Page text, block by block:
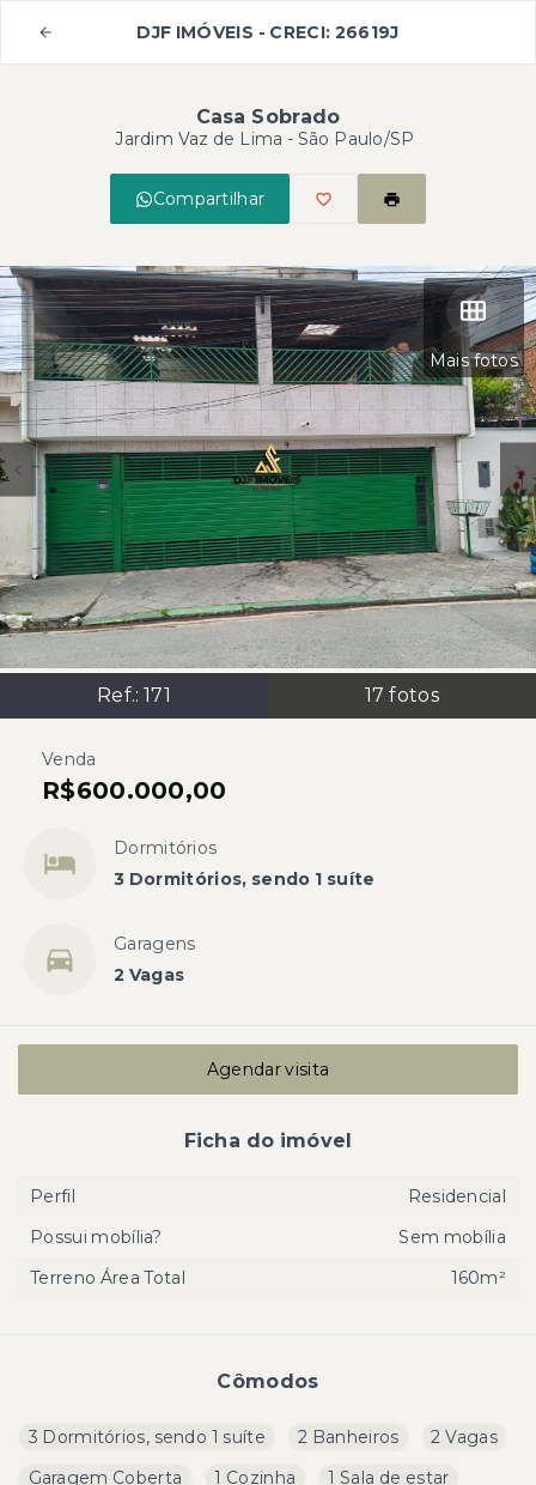
DJF IMÓVEIS - CRECI: 26619J
Casa Sobrado
Jardim Vaz de Lima - São Paulo/SP
Compartilhar
Mais fotos
Ref.:171 17 fotos
Venda
R$600.000,00
Dormitórios
3 Dormitórios, sendo 1 suíte
Garagens
2 Vagas
Cômodos
3 Dormitórios, sendo 1 suíte 2 Banheiros
2 Vagas
Garagem Coberta
1 Cozinha
1 Sala de estar
Agendar visita
Ficha do imóvel
Perfil
Residencial
Possui mobília?
Sem mobília
Terreno Área Total
160m²